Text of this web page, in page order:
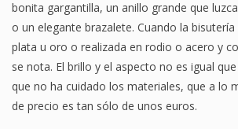
bonita gargantilla, un anillo grande que
o un elegante brazalete. Cuando la
plata u oro o realizada en rodio o acero y
se nota. El brillo y el aspecto no es igual
que no ha cuidado los materiales, que a lo
de precio es tan sólo de unos euros.